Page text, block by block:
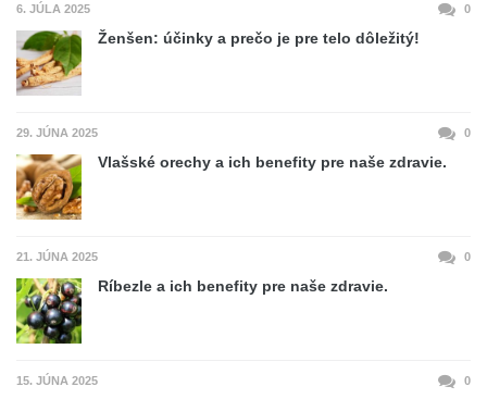
6. JÚLA 2025 0
Ženšen: účinky a prečo je pre telo dôležitý!
29. JÚNA 2025 0
Vlašské orechy a ich benefity pre naše zdravie.
21. JÚNA 2025 0
Ríbezle a ich benefity pre naše zdravie.
15. JÚNA 2025 0